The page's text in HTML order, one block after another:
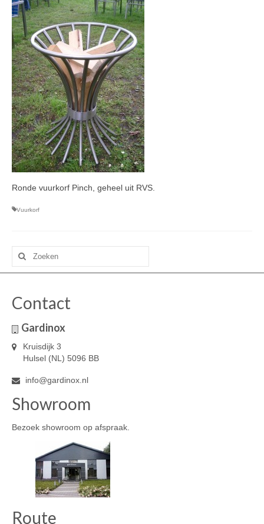
Ronde vuurkorf Pinch, geheel uit RVS.
Vuurkorf
Zoeken
naar:
Contact
Gardinox
Kruisdijk 3
Hulsel (NL) 5096 BB
info@gardinox.nl
Showroom
Bezoek showroom op afspraak.
Route